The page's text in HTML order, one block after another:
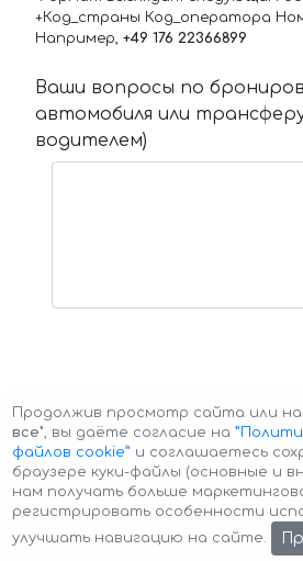
+Код_страны Код_оператора
Например, +49 176 22366899
Ваши вопросы по
автомобиля или
водителем)
Авторские права © 2026 Авто-
Продолжив просмотр сайта или
все", вы даёте согласие на
файлов cookie” и соглашаетесь
браузере куки-файлы (основные и
нам получать больше
регистрировать особенности
улучшать навигацию на сайте.